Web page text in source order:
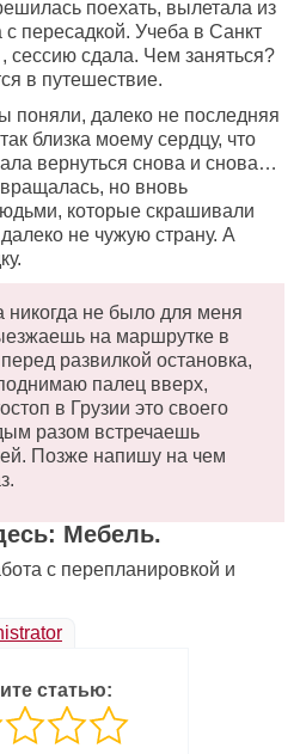
поехать, вылетала из
пересадкой. Учеба в Санкт
сессию сдала. Чем заняться?
в путешествие.
поняли, далеко не последняя
близка моему сердцу, что
вернуться снова и снова…
но вновь
которые скрашивали
не чужую страну. А
никогда не было для меня
на маршрутке в
развилкой остановка,
палец вверх,
в Грузии это своего
разом встречаешь
Позже напишу на чем
Мебель.
с перепланировкой и
статью: